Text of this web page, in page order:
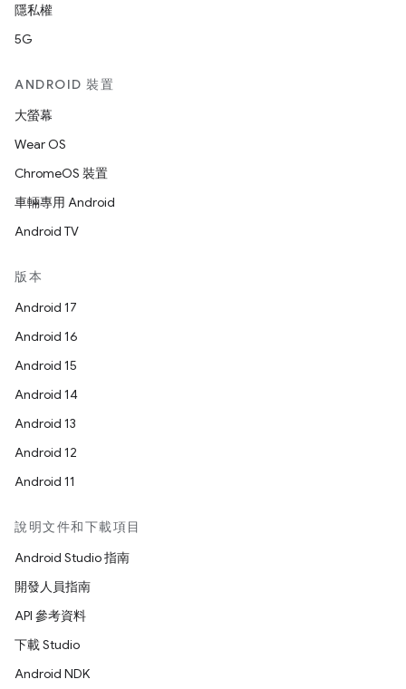
隱私權
5G
ANDROID 裝置
大螢幕
Wear OS
ChromeOS 裝置
車輛專用 Android
Android TV
版本
Android 17
Android 16
Android 15
Android 14
Android 13
Android 12
Android 11
說明文件和下載項目
Android Studio 指南
開發人員指南
API 參考資料
下載 Studio
Android NDK